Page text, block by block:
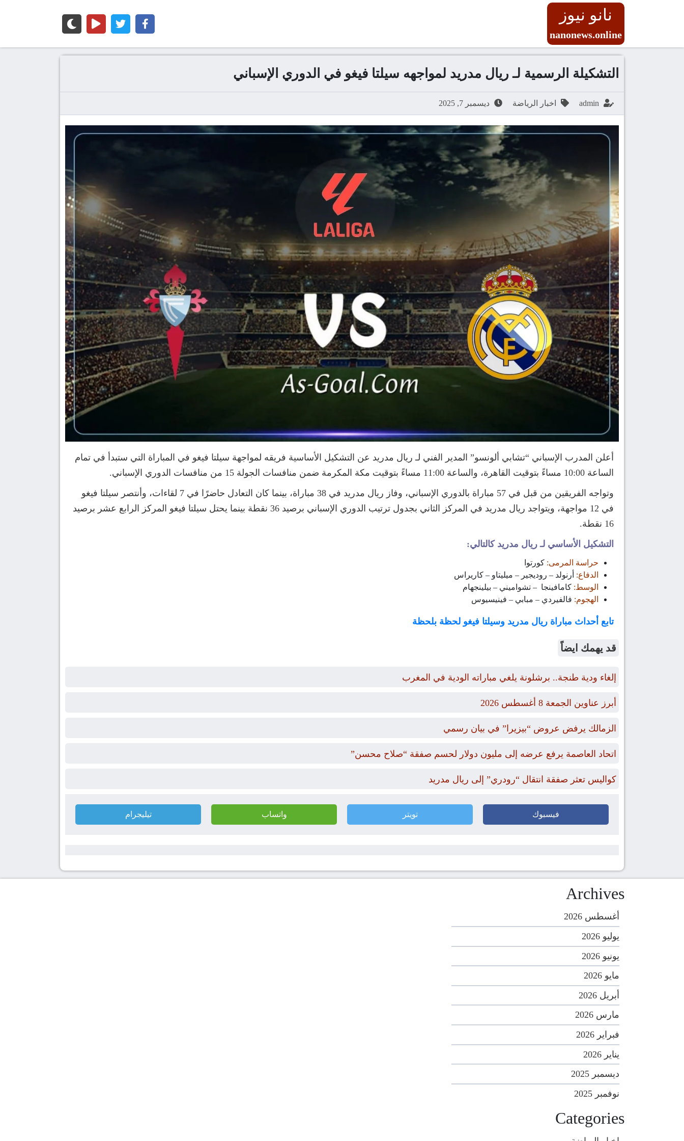
نانو نيوز
nanonews.online
التشكيلة الرسمية لـ ريال مدريد لمواجهه سيلتا فيغو في الدوري الإسباني
admin اخبار الرياضة ديسمبر 7, 2025
أعلن المدرب الإسباني “تشابي ألونسو” المدير الفني لـ ريال مدريد عن التشكيل الأساسية فريقه لمواجهة سيلتا فيغو في المباراة التي ستبدأ في تمام
الساعة 10:00 مساءً بتوقيت القاهرة، والساعة 11:00 مساءً بتوقيت مكة المكرمة ضمن منافسات الجولة 15 من منافسات الدوري الإسباني.
وتواجه الفريقين من قبل في 57 مباراة بالدوري الإسباني، وفاز ريال مدريد في 38 مباراة، بينما كان التعادل حاضرًا في 7 لقاءات، وأنتصر سيلتا فيغو
في 12 مواجهة، ويتواجد ريال مدريد في المركز الثاني بجدول ترتيب الدوري الإسباني برصيد 36 نقطة بينما يحتل سيلتا فيغو المركز الرابع عشر برصيد
16 نقطة.
التشكيل الأساسي لـ ريال مدريد كالتالي:
حراسة المرمى: كورتوا
الدفاع: أرنولد – روديجير – ميليتاو – كاريراس
الوسط: كامافينجا – تشواميني – بيلينجهام
الهجوم: فالفيردي – مبابي – فينيسيوس
تابع أحداث مباراة ريال مدريد وسيلتا فيغو لحظة بلحظة
قد يهمك ايضاً
إلغاء ودية طنجة.. برشلونة يلغي مباراته الودية في المغرب
أبرز عناوين الجمعة 8 أغسطس 2026
الزمالك يرفض عروض “بيزيرا” في بيان رسمي
اتحاد العاصمة يرفع عرضه إلى مليون دولار لحسم صفقة “صلاح محسن”
كواليس تعثر صفقة انتقال “رودري” إلى ريال مدريد
فيسبوك تويتر واتساب تيليجرام
Archives
أغسطس 2026
يوليو 2026
يونيو 2026
مايو 2026
أبريل 2026
مارس 2026
فبراير 2026
يناير 2026
ديسمبر 2025
نوفمبر 2025
Categories